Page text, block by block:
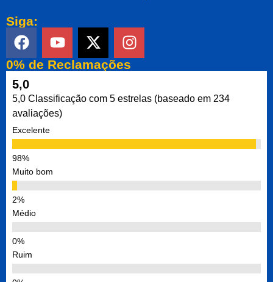
Siga:
0% de Reclamações
5,0
5,0 Classificação com 5 estrelas (baseado em 234
avaliações)
Excelente
Muito bom
Médio
Ruim